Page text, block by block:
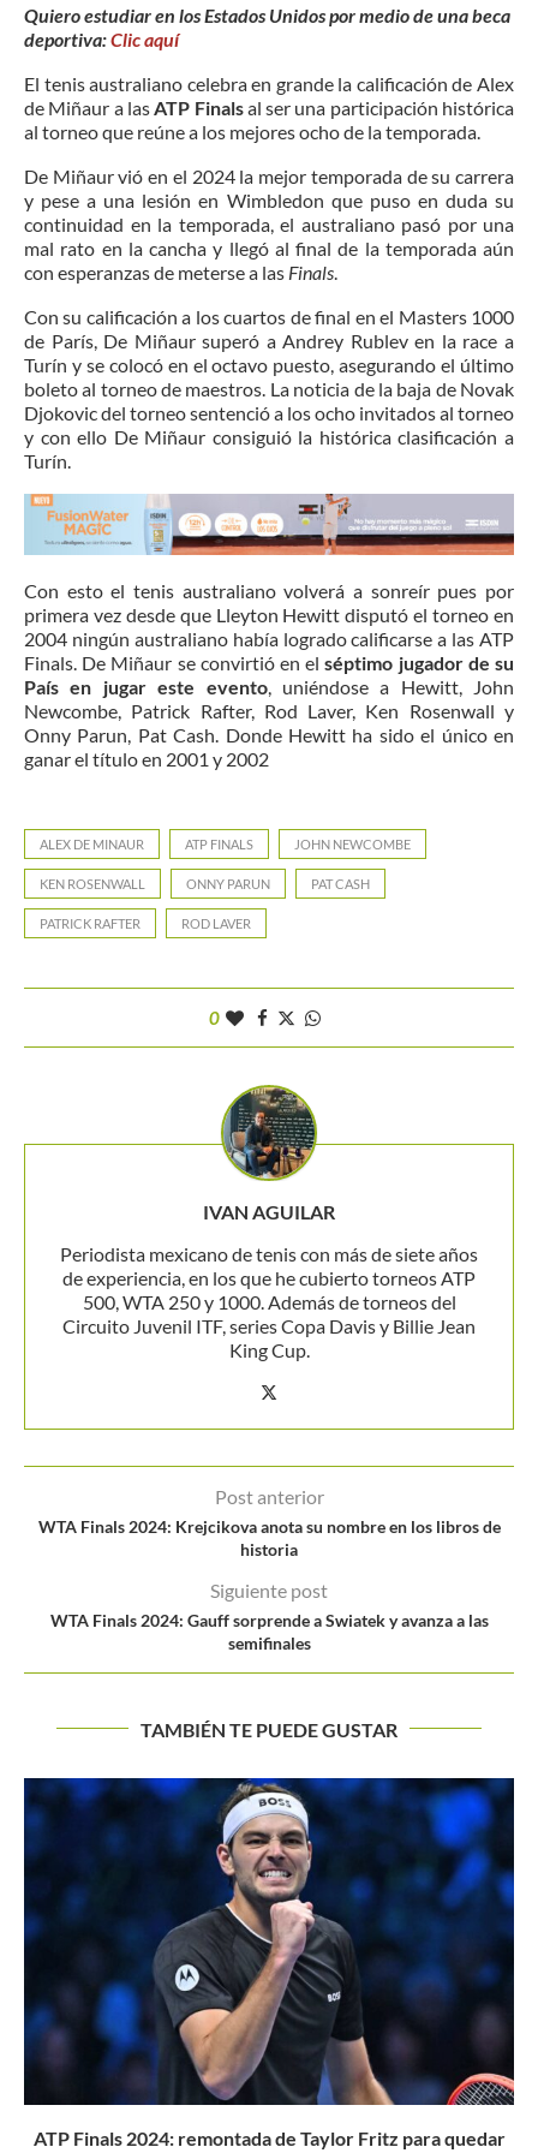
Quiero estudiar en los Estados Unidos por medio de una beca
deportiva:Clic aquí
El tenis australiano celebra en grande la calificación de Alex
de Miñaur a las ATP Finalsal ser una participación histórica
al torneo que reúne a los mejores ocho de la temporada.
De Miñaur vió en el 2024 la mejor temporada de su carrera
y pese a una lesión en Wimbledon que puso en duda su
continuidad en la temporada, el australiano pasó por una
mal rato en la cancha y llegó al final de la temporada aún
con esperanzas de meterse a las Finals
Con su calificación a los cuartos de final en el Masters 1000
de París, De Miñaur superó a Andrey Rublev en la race a
Turín y se colocó en el octavo puesto, asegurando el último
boleto al torneo de maestros. La noticia de la baja de Novak
Djokovic del torneo sentenció a los ocho invitados al torneo
y con ello De Miñaur consiguió la histórica clasificación a
Turín.
Con esto el tenis australiano volverá a sonreír pues por
primera vez desde que Lleyton Hewitt disputó el torneo en
2004 ningún australiano había logrado calificarse a las ATP
Finals. De Miñaur se convirtió en elséptimo jugador de su
País en jugar este evento, uniéndose a Hewitt, John
Newcombe, Patrick Rafter, Rod Laver, Ken Rosenwall y
Onny Parun, Pat Cash. Donde Hewitt ha sido el único en
ganar el título en 2001 y 2002
ALEX DE MINAUR ATP FINALS JOHN NEWCOMBE
KEN ROSENWALL ONNY PARUN PAT CASH
PATRICK RAFTER ROD LAVER
0
IVAN AGUILAR
Periodista mexicano de tenis con más de siete años
de experiencia, en los que he cubierto torneos ATP
500, WTA 250 y 1000. Además de torneos del
Circuito Juvenil ITF, series Copa Davis y Billie Jean
King Cup.
Post anterior
WTA Finals 2024: Krejcikova anota su nombre en los libros de
historia
Siguiente post
WTA Finals 2024: Gauff sorprende a Swiatek y avanza a las
semifinales
TAMBIÉN TE PUEDE GUSTAR
ATP 500 Acapulco: Semifinales confirmadas con aroma a